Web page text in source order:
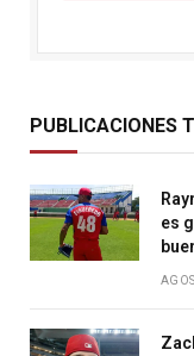
PUBLICACIONES
es